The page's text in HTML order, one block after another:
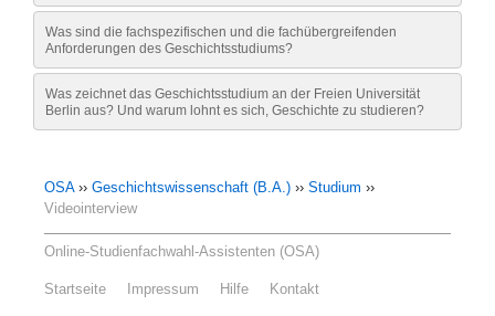
Was sind die fachspezifischen und die fachübergreifenden
Anforderungen des Geschichtsstudiums?
Was zeichnet das Geschichtsstudium an der Freien Universität
Berlin aus? Und warum lohnt es sich, Geschichte zu studieren?
OSA›› Geschichtswissenschaft (B.A.) ›› Studium ››
Videointerview
Online-Studienfachwahl-Assistenten (OSA)
Startseite Impressum Hilfe Kontakt